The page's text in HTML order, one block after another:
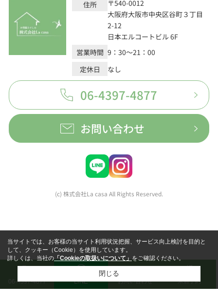
住所
〒540-0012
大阪府大阪市中央区谷町３丁目
2-12
日本エルコートビル 6F
営業時間 9：30～21：00
定休日
なし
06-4397-4877
お問い合わせ
(c) 株式会社La casa All Rights Reserved.
06-4397-4877 LINE お問い合わせ 来店予約
当サイトでは、お客様の当サイト利用状況把握、サービス向上検討を目的と
して、クッキー（Cookie）を使用しています。
詳しくは、当社の「Cookieの取扱いについて」をご確認ください。
閉じる